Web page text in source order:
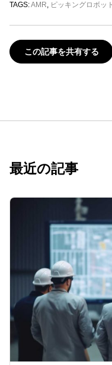
TAGS:AMR, ピッキングロボット
この記事を共有する
最近の記事